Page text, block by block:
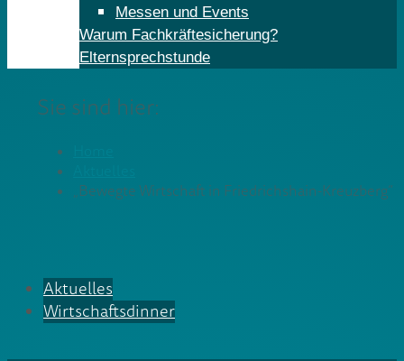
Messen und Events
Warum Fachkräftesicherung?
Elternsprechstunde
Sie sind hier:
„Bewegte Wirtschaft in Friedrichshain-Kreuzberg“
Aktuelles
Wirtschaftsdinner